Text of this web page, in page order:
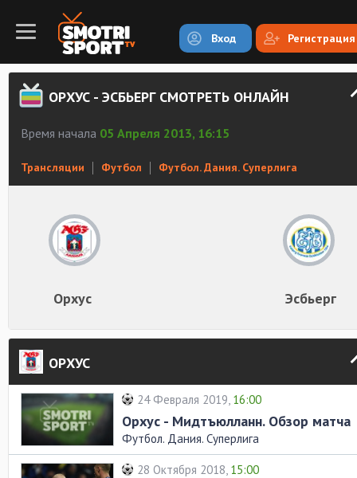
Вход Регистрация
ОРХУС - ЭСБЬЕРГ СМОТРЕТЬ ОНЛАЙН
Время начала 05 Апреля 2013, 16:15
Трансляции Футбол Футбол. Дания. Суперлига
Орхус Эсбьерг
ОРХУС
24 Февраля 2019, 16:00
Орхус - Мидтъюлланн. Обзор матча
Футбол. Дания. Суперлига
28 Октября 2018, 15:00